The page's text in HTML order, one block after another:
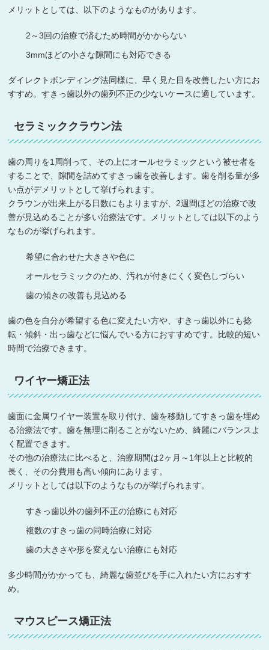
メリットとしては、以下のようなものがあります。
2～3回の治療で済むため時間がかからない
3mmほどの小さな隙間にも対応できる
ダイレクトボンディング法同様に、早く見た目を改善したい方にお
すすめ。すきっ歯以外の歯列不正の少ないケースに適しています。
セラミッククラウン法
歯の周りを1周削って、その上にオールセラミックという被せ者を
することで、隙間を詰めてすきっ歯を改善します。歯を削る量が多
い点がデメリットとして挙げられます。
クラウンが出来上がる日数にもよりますが、2週間ほどの治療で改
善が見込めることが多い治療法です。メリットとしては以下のよう
なものが挙げられます。
希望に合わせた大きさや色に
オールセラミックのため、汚れが付きにくく変色しづらい
歯の傾きの改善も見込める
歯の色を自分が希望する色に変えたい方や、すきっ歯以外にも捻
転・傾斜・出っ歯などに悩んでいる方におすすめです。比較的短い
時間で治療できます。
ワイヤー矯正法
歯面に金属ワイヤー装置を取り付け、歯を移動してすきっ歯を埋め
る治療法です。歯を無理に削ることがないため、綺麗にバランスよ
く配置できます。
その他の治療法に比べると、治療期間は2ヶ月～1年以上と比較的
長く、その分費用も高い傾向にあります。
メリットとしては以下のようなものが挙げられます。
すきっ歯以外の歯列不正の治療にも対応
複数のすきっ歯の同時治療に対応
歯の大きさや形を変えない治療にも対応
多少時間がかかっても、綺麗な歯並びを手に入れたい方におすす
め。
マウスピース矯正法